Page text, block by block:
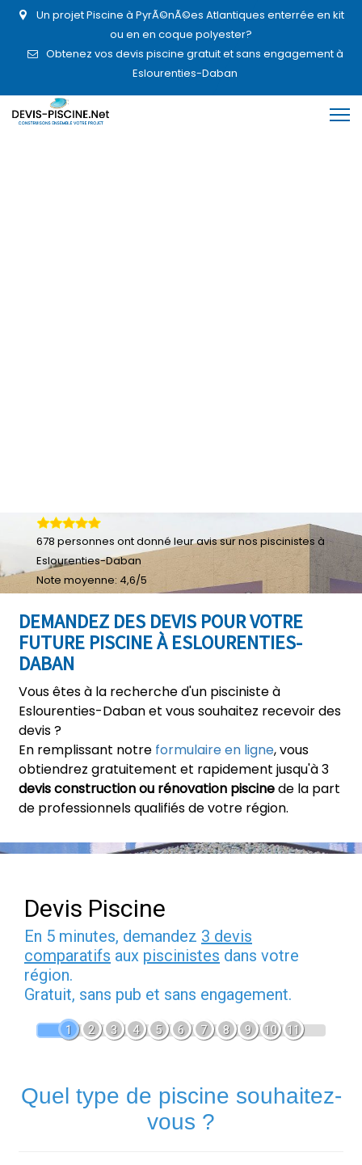
Un projet Piscine à PyrÃ©nÃ©es Atlantiques enterrée en kit
ou en en coque polyester?
Obtenez vos devis piscine gratuit et sans engagement à
Eslourenties-Daban
DEMANDEZ DES DEVIS POUR VOTRE
FUTURE PISCINE À ESLOURENTIES-
DABAN
Vous êtes à la recherche d'un pisciniste à
Eslourenties-Daban et vous souhaitez recevoir des
devis ?
En remplissant notre formulaire en ligne, vous
obtiendrez gratuitement et rapidement jusqu'à 3
devis construction ou rénovation piscinede la part
de professionnels qualifiés de votre région.
678 personnes ont donné leuravis sur nos piscinistes à
Eslourenties-Daban
Note moyenne: 4,6/5
Devis Piscine
En 5 minutes, demandez 3 devis
comparatifs aux piscinistes dans votre
région.
Gratuit, sans pub et sans engagement.
1 2 3 4 5 6 7 8 9 10 11
Quel type de piscine souhaitez-
vous ?